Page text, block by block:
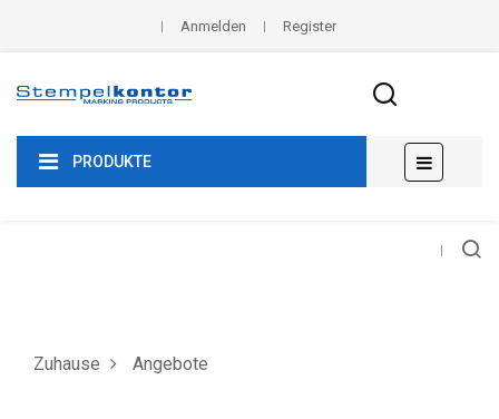
Anmelden Register
PRODUKTE
der
☰
Zuhause Angebote